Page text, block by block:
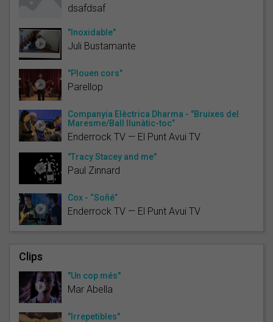
dsafdsaf
"Inoxidable"
Juli Bustamante
"Plouen cors"
Parellop
Companyia Elèctrica Dharma - "Bruixes del
Maresme/Ball llunàtic-toc”
Enderrock TV — El Punt Avui TV
"Tracy Stacey and me"
Paul Zinnard
Cox - “Soñé”
Enderrock TV — El Punt Avui TV
Clips
"Un cop més"
Mar Abella
"Irrepetibles"